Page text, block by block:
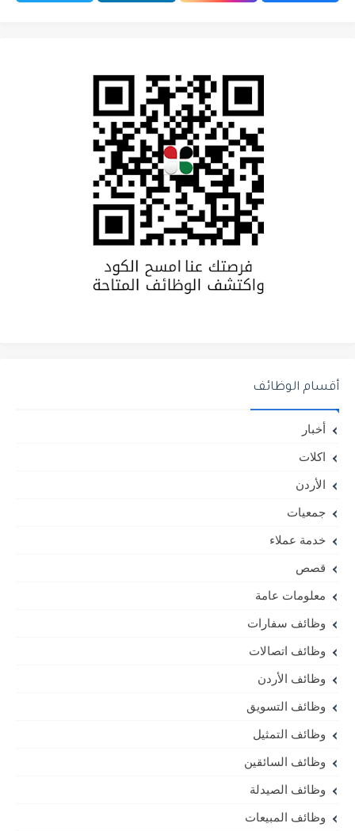
أقسام الوظائف
أخبار
اكلات
الأردن
جمعيات
خدمة عملاء
قصص
معلومات عامة
وظائف سفارات
وظائف اتصالات
وظائف الأردن
وظائف التسويق
وظائف التمثيل
وظائف السائقين
وظائف الصيدلة
وظائف المبيعات